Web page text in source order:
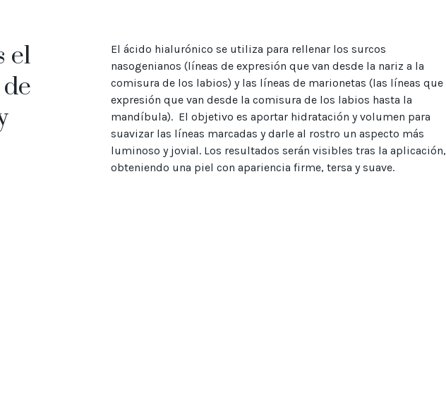
el
El ácido hialurónico se utiliza para rellenar los surcos
nasogenianos (líneas de expresión que van desde la nariz a la
comisura de los labios) y las líneas de marionetas (las líneas que
expresión que van desde la comisura de los labios hasta la
mandíbula). El objetivo es aportar hidratación y volumen para
suavizar las líneas marcadas y darle al rostro un aspecto más
luminoso y jovial. Los resultados serán visibles tras la aplicación,
obteniendo una piel con apariencia firme, tersa y suave.